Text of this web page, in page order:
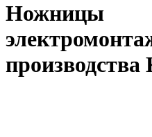
Ножницы
производства